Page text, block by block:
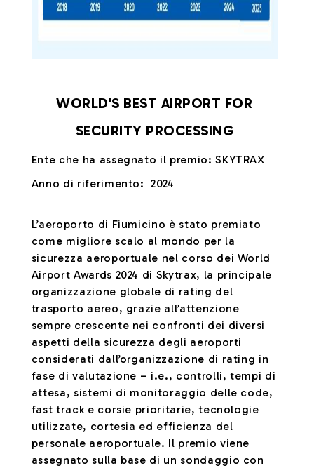
WORLD'S BEST AIRPORT FOR
SECURITY PROCESSING
Ente che ha assegnato il premio: SKYTRAX
Anno di riferimento: 2024
L’aeroporto di Fiumicino è stato premiato
come migliore scalo al mondo per la
sicurezza aeroportuale nel corso dei World
Airport Awards 2024 di Skytrax, la principale
organizzazione globale di rating del
trasporto aereo, grazie all’attenzione
sempre crescente nei confronti dei diversi
aspetti della sicurezza degli aeroporti
considerati dall’organizzazione di rating in
fase di valutazione – i.e., controlli, tempi di
attesa, sistemi di monitoraggio delle code,
fast track e corsie prioritarie, tecnologie
utilizzate, cortesia ed efficienza del
personale aeroportuale. Il premio viene
assegnato sulla base di un sondaggio con